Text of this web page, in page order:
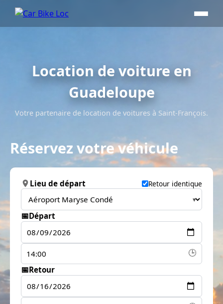
Location de voiture en
Guadeloupe
Votre partenaire de location de voitures à Saint-François.